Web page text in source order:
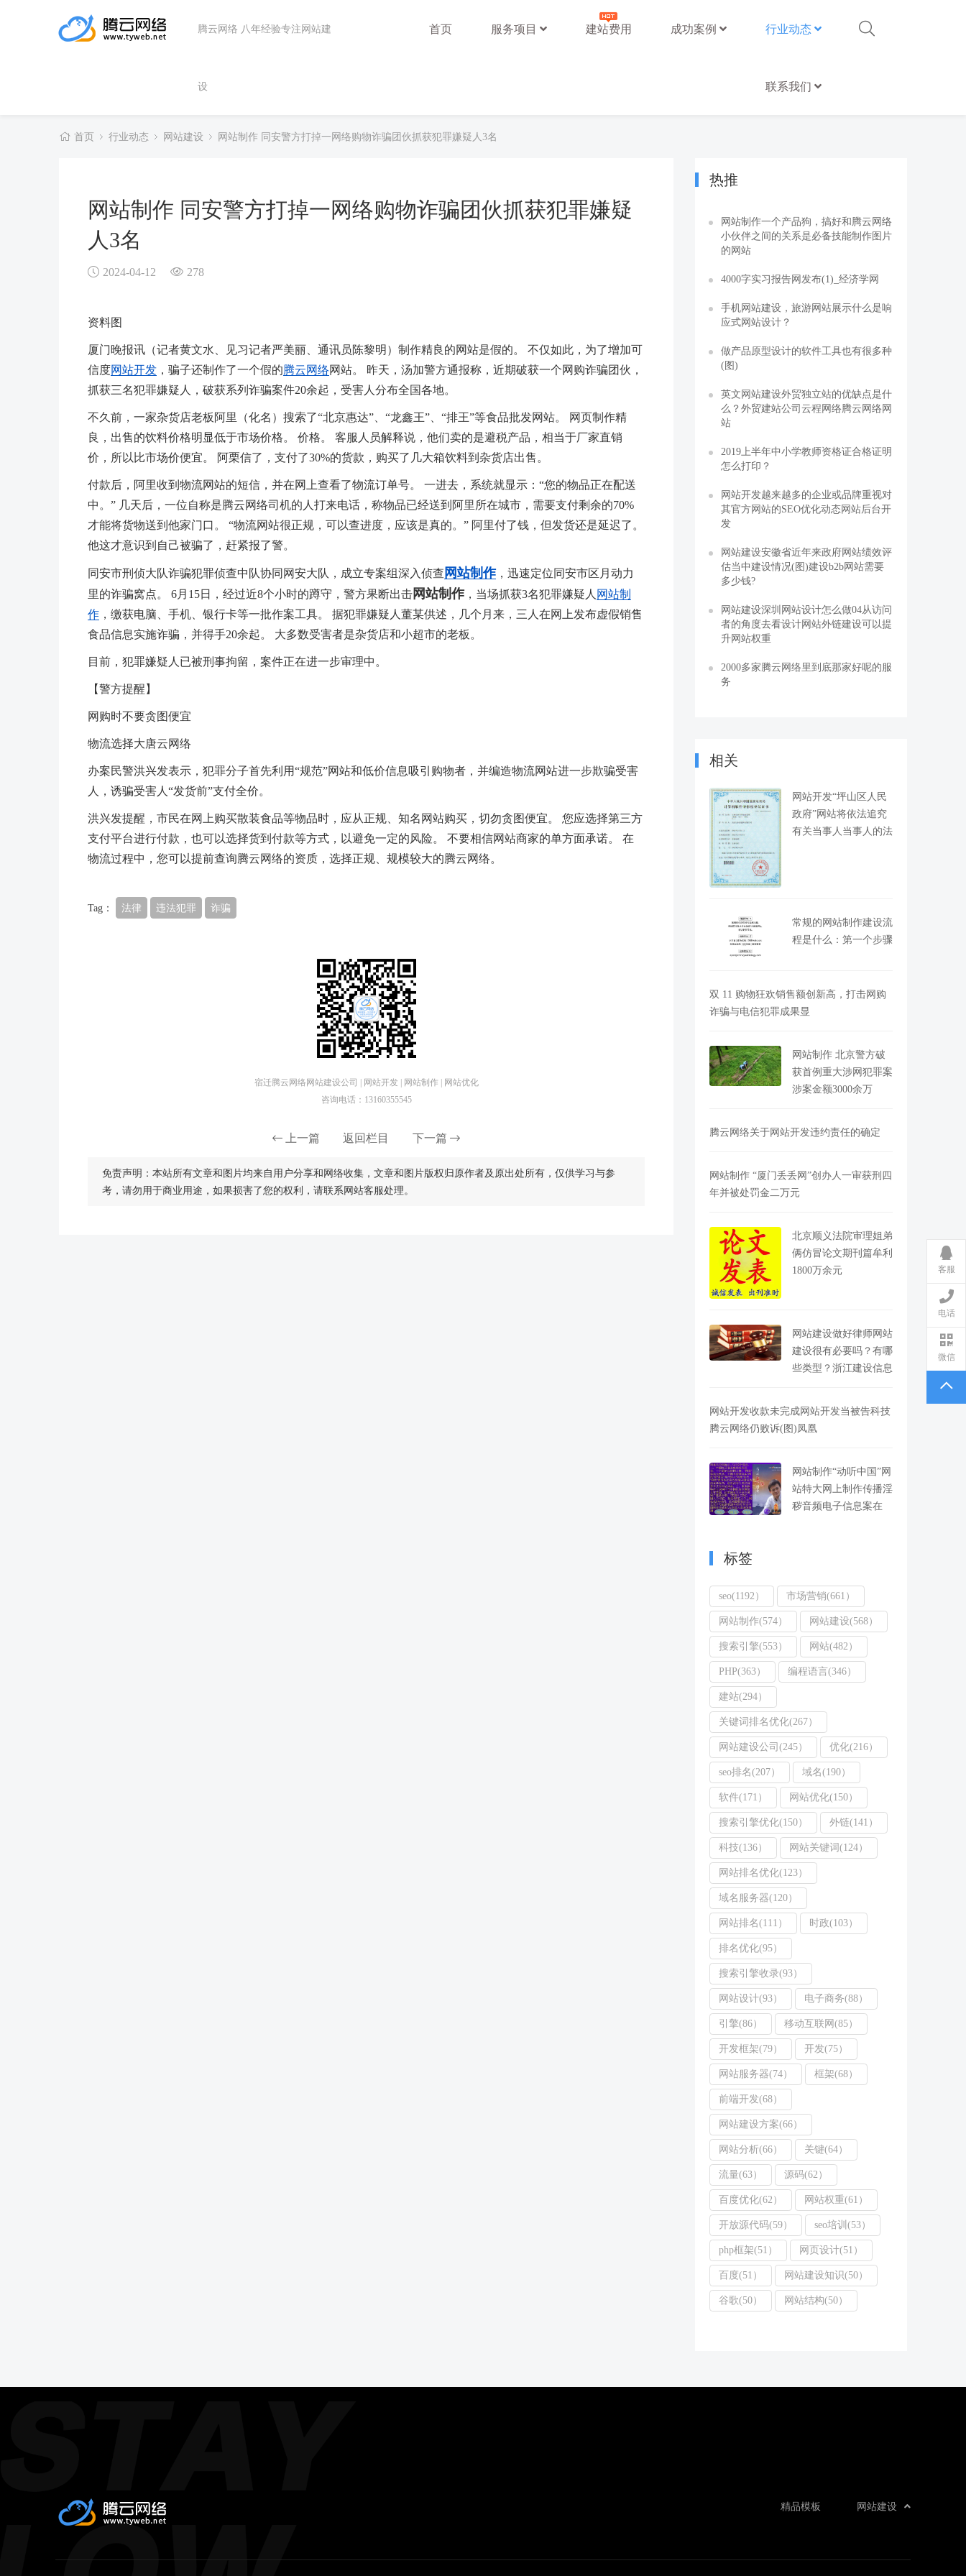
腾云网络 八年经验专注网站建
设
首页 服务项目 建站费用 成功案例 行业动态
联系我们
首页 行业动态 网站建设 网站制作 同安警方打掉一网络购物诈骗团伙抓获犯罪嫌疑人3名
网站制作 同安警方打掉一网络购物诈骗团伙抓获犯罪嫌疑
人3名
2024-04-12 278
资料图
厦门晚报讯（记者黄文水、见习记者严美丽、通讯员陈黎明）制作精良的网站是假的。 不仅如此，为了增加可
信度网站开发 ，骗子还制作了一个假的 腾云网络网站。 昨天，汤加警方通报称，近期破获一个网购诈骗团伙，
抓获三名犯罪嫌疑人，破获系列诈骗案件20余起，受害人分布全国各地。
不久前，一家杂货店老板阿里（化名）搜索了“北京惠达”、“龙鑫王”、“排王”等食品批发网站。 网页制作精
良，出售的饮料价格明显低于市场价格。 价格。 客服人员解释说，他们卖的是避税产品，相当于厂家直销
价，所以比市场价便宜。 阿栗信了，支付了30%的货款，购买了几大箱饮料到杂货店出售。
付款后，阿里收到物流网站的短信，并在网上查看了物流订单号。 一进去，系统就显示：“您的物品正在配送
中。” 几天后，一位自称是腾云网络司机的人打来电话，称物品已经送到阿里所在城市，需要支付剩余的70%
才能将货物送到他家门口。 “物流网站很正规，可以查进度，应该是真的。” 阿里付了钱，但发货还是延迟了。
他这才意识到自己被骗了，赶紧报了警。
同安市刑侦大队诈骗犯罪侦查中队协同网安大队，成立专案组深入侦查 网站制作，迅速定位同安市区月动力
里的诈骗窝点。 6月15日，经过近8个小时的蹲守，警方果断出击网站制作，当场抓获3名犯罪嫌疑人 网站制
作 ，缴获电脑、手机、银行卡等一批作案工具。 据犯罪嫌疑人董某供述，几个月来，三人在网上发布虚假销售
食品信息实施诈骗，并得手20余起。 大多数受害者是杂货店和小超市的老板。
目前，犯罪嫌疑人已被刑事拘留，案件正在进一步审理中。
【警方提醒】
网购时不要贪图便宜
物流选择大唐云网络
办案民警洪兴发表示，犯罪分子首先利用“规范”网站和低价信息吸引购物者，并编造物流网站进一步欺骗受害
人，诱骗受害人“发货前”支付全价。
洪兴发提醒，市民在网上购买散装食品等物品时，应从正规、知名网站购买，切勿贪图便宜。 您应选择第三方
支付平台进行付款，也可以选择货到付款等方式，以避免一定的风险。 不要相信网站商家的单方面承诺。 在
物流过程中，您可以提前查询腾云网络的资质，选择正规、规模较大的腾云网络。
Tag： 法律 违法犯罪 诈骗
宿迁腾云网络网站建设公司 | 网站开发 | 网站制作 | 网站优化
咨询电话：13160355545
上一篇 返回栏目 下一篇
免责声明：本站所有文章和图片均来自用户分享和网络收集，文章和图片版权归原作者及原出处所有，仅供学习与参
考，请勿用于商业用途，如果损害了您的权利，请联系网站客服处理。
热推
网站制作一个产品狗，搞好和腾云网络
小伙伴之间的关系是必备技能制作图片
的网站
4000字实习报告网发布(1)_经济学网
手机网站建设，旅游网站展示什么是响
应式网站设计？
做产品原型设计的软件工具也有很多种
(图)
英文网站建设外贸独立站的优缺点是什
么？外贸建站公司云程网络腾云网络网
站
2019上半年中小学教师资格证合格证明
怎么打印？
网站开发越来越多的企业或品牌重视对
其官方网站的SEO优化动态网站后台开
发
网站建设安徽省近年来政府网站绩效评
估当中建设情况(图)建设b2b网站需要
多少钱?
网站建设深圳网站设计怎么做04从访问
者的角度去看设计网站外链建设可以提
升网站权重
2000多家腾云网络里到底那家好呢的服
务
相关
网站开发“坪山区人民
政府”网站将依法追究
有关当事人当事人的法
常规的网站制作建设流
程是什么：第一个步骤
双 11 购物狂欢销售额创新高，打击网购
诈骗与电信犯罪成果显
网站制作 北京警方破
获首例重大涉网犯罪案
涉案金额3000余万
腾云网络关于网站开发违约责任的确定
网站制作 “厦门丢丢网”创办人一审获刑四
年并被处罚金二万元
北京顺义法院审理姐弟
俩仿冒论文期刊篇牟利
1800万余元
网站建设做好律师网站
建设很有必要吗？有哪
些类型？浙江建设信息
网站开发收款未完成网站开发当被告科技
腾云网络仍败诉(图)凤凰
网站制作“动听中国”网
站特大网上制作传播淫
秽音频电子信息案在
标签
seo(1192） 市场营销(661）
网站制作(574） 网站建设(568）
搜索引擎(553） 网站(482）
PHP(363） 编程语言(346）
建站(294）
关键词排名优化(267）
网站建设公司(245） 优化(216）
seo排名(207） 域名(190）
软件(171） 网站优化(150）
搜索引擎优化(150） 外链(141）
科技(136） 网站关键词(124）
网站排名优化(123）
域名服务器(120）
网站排名(111） 时政(103）
排名优化(95）
搜索引擎收录(93）
网站设计(93） 电子商务(88）
引擎(86） 移动互联网(85）
开发框架(79） 开发(75）
网站服务器(74） 框架(68）
前端开发(68）
网站建设方案(66）
网站分析(66） 关键(64）
流量(63） 源码(62）
百度优化(62） 网站权重(61）
开放源代码(59） seo培训(53）
php框架(51） 网页设计(51）
百度(51） 网站建设知识(50）
谷歌(50） 网站结构(50）
网站建设
精品模板
客服
电话
微信